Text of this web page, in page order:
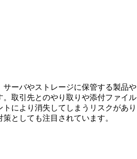
ーバやストレージに保管する製品や
取引先とのやり取りや添付ファイル
により消失してしまうリスクがあり
としても注目されています。